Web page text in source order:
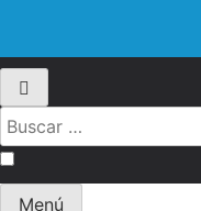
Diario EL SOL
Buscar:
Menú